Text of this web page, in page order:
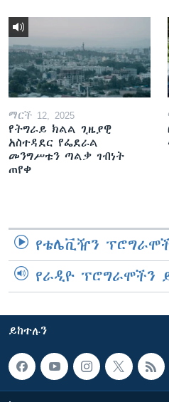
ማርች 12, 2025
የትግራይ ክልል ጊዜያዊ
አስተዳደር የፌደራል
መንግሥቱን ጣልቃ ገብነት
ጠየቀ
የቴሌቪዥን
የራዲዮ ፕሮግራሞችን
ይከተሉን